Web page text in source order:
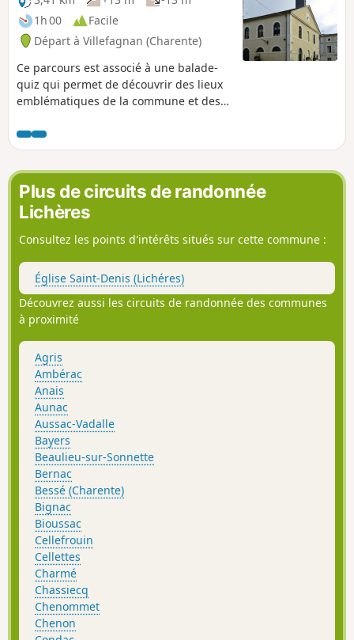
1h 00
Facile
Départ à Villefagnan (Charente)
Ce parcours est associé à une balade-
quiz qui permet de découvrir des lieux
emblématiques de la commune et des
patrimoine, de façon ludique. Trouvez
l'affiche Au fil de nos histoires à la
mairie, et scannez le QR Code pour
démarrer le jeu (gratuit, pas
d'inscription ni d'application à
télécharger). Vous pouvez choisir le
parcours "adulte" ou le parcours "adulte
+ enfant" (avec en plus des questions à
destination des enfants de 6 à 11 ans).
La description ci-dessous fait
uniquement référence au parcours
"adulte".
Plus de circuits de randonnée
Lichères
Consultez les points d'intérêts situés sur cette commune :
Église Saint-Denis (Lichéres)
Découvrez aussi les circuits de randonnée des communes
à proximité
Agris
Ambérac
Anais
Aunac
Aussac-Vadalle
Bayers
Beaulieu-sur-Sonnette
Bernac
Bessé (Charente)
Bignac
Bioussac
Cellefrouin
Cellettes
Charmé
Chassiecq
Chenommet
Chenon